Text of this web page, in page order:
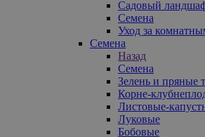
Садовый
Семена
Уход за
Семена
Назад
Семена
Зелень и пряные
Корне-
Листовые-
Луковые
Бобовые